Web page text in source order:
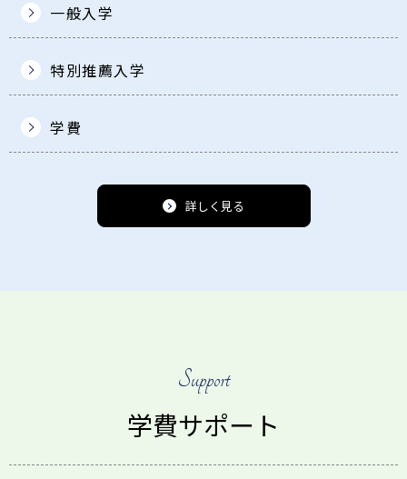
一般入学
特別推薦入学
学費
詳しく見る
Support
学費サポート